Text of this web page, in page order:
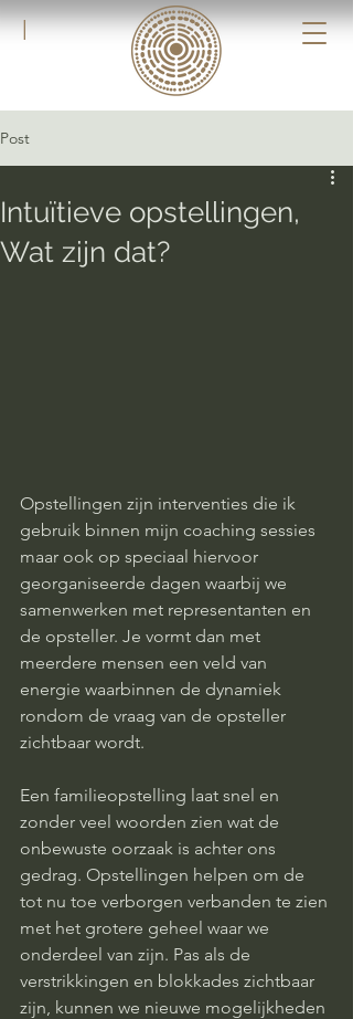
|
Post
Intuïtieve opstellingen,
Wat zijn dat?
Opstellingen zijn interventies die ik
gebruik binnen mijn coaching sessies
maar ook op speciaal hiervoor
georganiseerde dagen waarbij we
samenwerken met representanten en
de opsteller. Je vormt dan met
meerdere mensen een veld van
energie waarbinnen de dynamiek
rondom de vraag van de opsteller
zichtbaar wordt.
Een familieopstelling laat snel en
zonder veel woorden zien wat de
onbewuste oorzaak is achter ons
gedrag. Opstellingen helpen om de
tot nu toe verborgen verbanden te zien
met het grotere geheel waar we
onderdeel van zijn. Pas als de
verstrikkingen en blokkades zichtbaar
zijn, kunnen we nieuwe mogelijkheden